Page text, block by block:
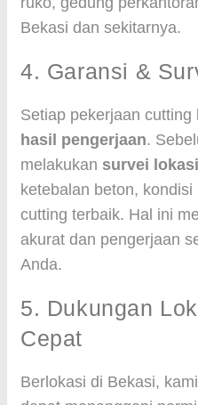
Bekasi dan sekitarnya.
4. Garansi &
Setiap pekerjaan cutting
hasil pengerjaan.
melakukan survei
ketebalan beton,
cutting terbaik. Hal ini
akurat dan pengerjaan
Anda.
5. Dukungan
Cepat
Berlokasi di Bekasi,